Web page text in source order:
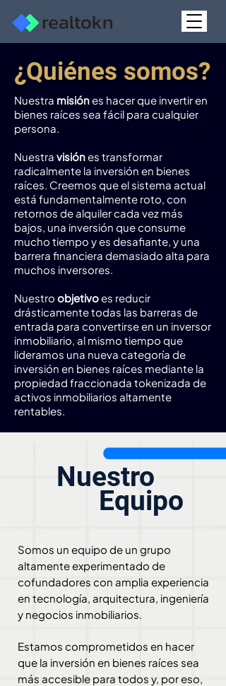
¿Quiénes somos?
Nuestra misiónes hacer que invertir en
bienes raíces sea fácil para cualquier
persona.
Nuestra visiónes transformar
radicalmente la inversión en bienes
raíces. Creemos que el sistema actual
está fundamentalmente roto, con
retornos de alquiler cada vez más
bajos, una inversión que consume
mucho tiempo y es desafiante, y una
barrera financiera demasiado alta para
muchos inversores.
Nuestro objetivoes reducir
drásticamente todas las barreras de
entrada para convertirse en un inversor
inmobiliario, al mismo tiempo que
lideramos una nueva categoría de
inversión en bienes raíces mediante la
propiedad fraccionada tokenizada de
activos inmobiliarios altamente
rentables.
Nuestro
Equipo
Somos un equipo de un grupo
altamente experimentado de
cofundadores con amplia experiencia
en tecnología, arquitectura, ingeniería
y negocios inmobiliarios.
Estamos comprometidos en hacer
que la inversión en bienes raíces sea
más accesible para todos y, por eso,